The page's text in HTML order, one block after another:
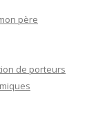
père
de porteurs